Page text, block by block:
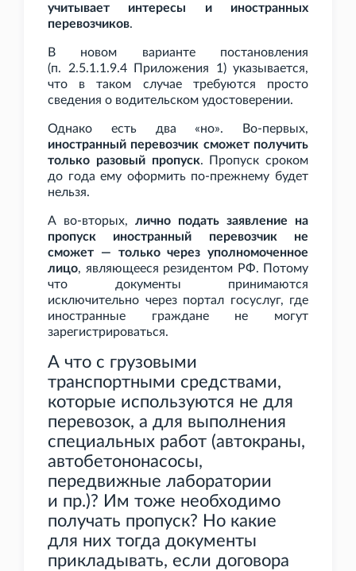
учитывает интересы и иностранных
перевозчиков.
В новом варианте постановления
(п.
2.5.1.1.9.4 Приложения
1) указывается,
что в таком случае требуются просто
сведения о водительском удостоверении.
Однако есть два «но». Во-первых,
иностранный перевозчик сможет получить
только разовый пропуск. Пропуск сроком
до года ему оформить по-прежнему будет
нельзя.
А во-вторых, лично подать заявление на
пропуск иностранный перевозчик не
сможет — только через уполномоченное
лицо, являющееся резидентом РФ. Потому
что документы принимаются
исключительно через портал госуслуг, где
иностранные граждане не могут
зарегистрироваться.
А что с грузовыми
транспортными средствами,
которые используются не для
перевозок, а для выполнения
специальных работ (автокраны,
автобетононасосы,
передвижные лаборатории
и пр.)? Им тоже необходимо
получать пропуск? Но какие
для них тогда документы
прикладывать, если договора